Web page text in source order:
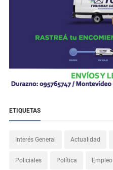
ETIQUETAS
Interés General Actualidad
Policiales Política Empleo